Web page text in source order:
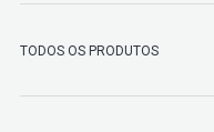
TODOS OS PRODUTOS